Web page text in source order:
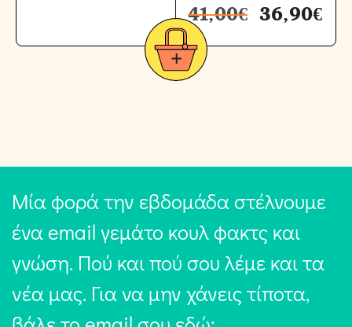
41,00€ 36,90€
Μία φορά την εβδομάδα στέλνουμε
ένα email γεμάτο κουλ φακτς και
γνώση. Πού και πού σου λέμε και τα
νέα μας. Για να μην χάνεις τίποτα,